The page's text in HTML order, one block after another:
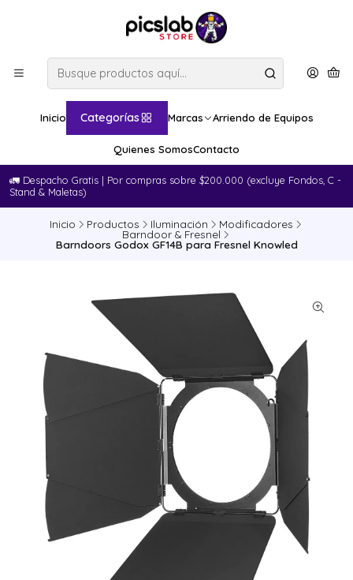
Inicio Categorías Marcas Arriendo de Equipos
Quienes SomosContacto
🚛​ Despacho Gratis | Por compras sobre $200.000 (excluye Fondos, C -
Stand & Maletas)
Inicio Productos Iluminación Modificadores
Barndoor & Fresnel
Barndoors Godox GF14B para Fresnel Knowled